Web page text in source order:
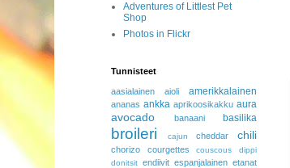
Adventures of Littlest Pet
Shop
Photos in Flickr
Tunnisteet
aasialainen aioli amerikkalainen
ananas ankka aprikoosikakku aura
avocado banaani basilika
broileri cajun cheddar chili
chorizo courgettes couscous
dippi
donitsit endiivit espanjalainen etanat